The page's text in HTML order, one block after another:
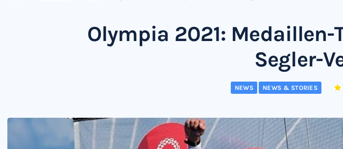
Olympia 2021:
Segler-
NEWS NEWS & STORIES